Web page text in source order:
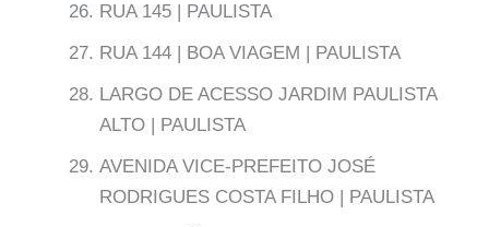
RUA 145 | PAULISTA
RUA 144 | BOA VIAGEM | PAULISTA
LARGO DE ACESSO JARDIM PAULISTA
ALTO | PAULISTA
AVENIDA VICE-PREFEITO JOSÉ
RODRIGUES COSTA FILHO | PAULISTA